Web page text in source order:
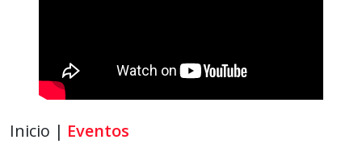
Inicio | Eventos